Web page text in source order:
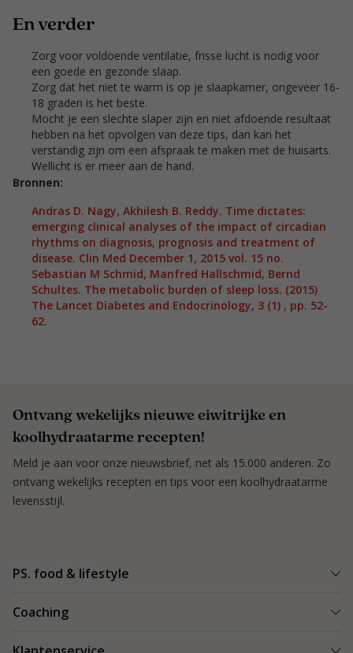
En verder
Zorg voor voldoende ventilatie, frisse lucht is nodig voor
een goede en gezonde slaap.
Zorg dat het niet te warm is op je slaapkamer, ongeveer 16-
18 graden is het beste.
Mocht je een slechte slaper zijn en niet afdoende resultaat
hebben na het opvolgen van deze tips, dan kan het
verstandig zijn om een afspraak te maken met de huisarts.
Wellicht is er meer aan de hand.
Bronnen:
Andras D. Nagy, Akhilesh B. Reddy. Time dictates:
emerging clinical analyses of the impact of circadian
rhythms on diagnosis, prognosis and treatment of
disease. Clin Med December 1, 2015 vol. 15 no.
Sebastian M Schmid, Manfred Hallschmid, Bernd
Schultes. The metabolic burden of sleep loss. (2015)
The Lancet Diabetes and Endocrinology, 3 (1) , pp. 52-
62.
Ontvang wekelijks nieuwe eiwitrijke en
koolhydraatarme recepten!
Meld je aan voor onze nieuwsbrief, net als 15.000 anderen. Zo
ontvang wekelijks recepten en tips voor een koolhydraatarme
levensstijl.
PS. food & lifestyle
Coaching